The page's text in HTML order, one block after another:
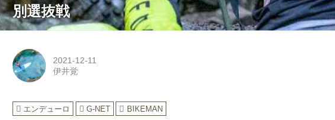
別選抜戦
2021-12-11
伊井覚
エンデューロ G-NET BIKEMAN